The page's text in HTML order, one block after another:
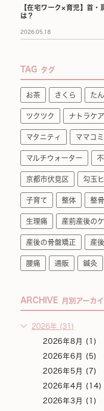
【在宅ワーク×育児】首・
は？
2026.05.18
TAG タグ
お茶 さくら た
ツクツク ナトラケア
マタニティ ママコ
マルチウォーター
京都市伏見区 勾玉
子育て 整体 整
生理痛 産前産後の
産後の骨盤矯正 産
腰痛 通販 鍼灸
ARCHIVE 月別アーカ
2026年 (31)
2026年8月 (1)
2026年6月 (5)
2026年5月 (7)
2026年4月 (14)
2026年3月 (1)